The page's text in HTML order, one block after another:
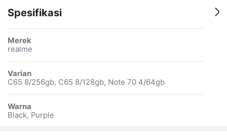
Spesifikasi
Merek
realme
Varian
C65 8/256gb, C65 8/128gb, Note 70 4/64gb
Warna
Black, Purple